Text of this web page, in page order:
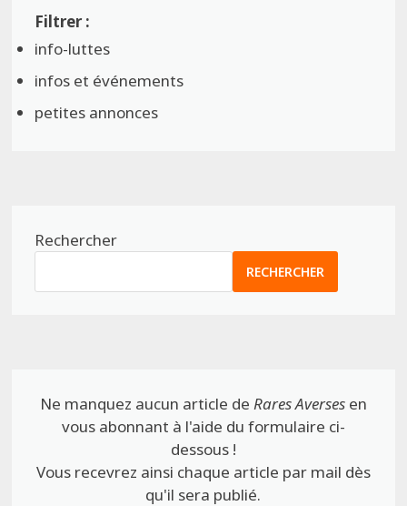
info-luttes
infos et événements
petites annonces
Rechercher
RECHERCHER
Ne manquez aucun article de Rares Aversesen
vous abonnant à l'aide du formulaire ci-
dessous !
Vous recevrez ainsi chaque article par mail dès
qu'il sera publié.